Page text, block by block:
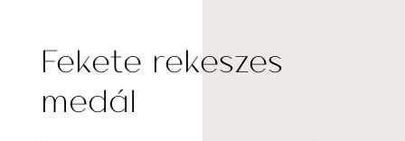
Fekete rekeszes
medál